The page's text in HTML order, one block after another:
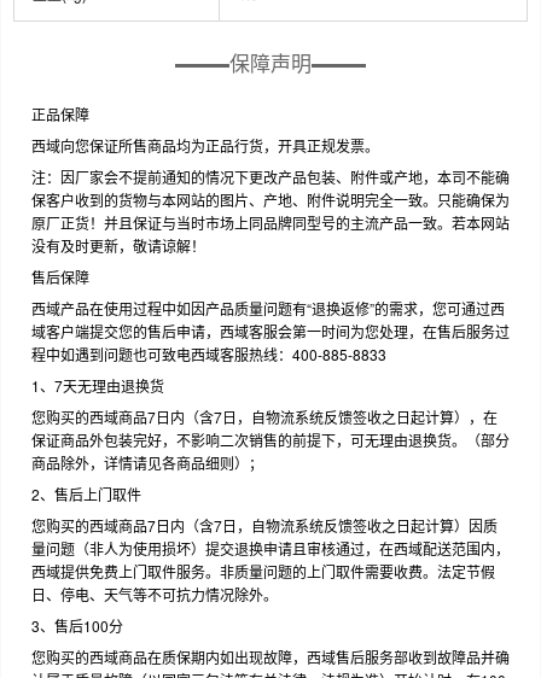
保障声明
正品保障
西域向您保证所售商品均为正品行货，开具正规发票。
注：因厂家会不提前通知的情况下更改产品包装、附件或产地，本司不能确
保客户收到的货物与本网站的图片、产地、附件说明完全一致。只能确保为
原厂正货！并且保证与当时市场上同品牌同型号的主流产品一致。若本网站
没有及时更新，敬请谅解！
售后保障
西域产品在使用过程中如因产品质量问题有“退换返修”的需求，您可通过西
域客户端提交您的售后申请，西域客服会第一时间为您处理，在售后服务过
程中如遇到问题也可致电西域客服热线：400-885-8833
1、7天无理由退换货
您购买的西域商品7日内（含7日，自物流系统反馈签收之日起计算），在
保证商品外包装完好，不影响二次销售的前提下，可无理由退换货。（部分
商品除外，详情请见各商品细则）；
2、售后上门取件
您购买的西域商品7日内（含7日，自物流系统反馈签收之日起计算）因质
量问题（非人为使用损坏）提交退换申请且审核通过，在西域配送范围内，
西域提供免费上门取件服务。非质量问题的上门取件需要收费。法定节假
日、停电、天气等不可抗力情况除外。
3、售后100分
您购买的西域商品在质保期内如出现故障，西域售后服务部收到故障品并确